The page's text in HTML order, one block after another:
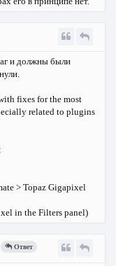
и должны были
fixes for the most
related to plugins
> Topaz Gigapixel
in the Filters panel)
Ответ